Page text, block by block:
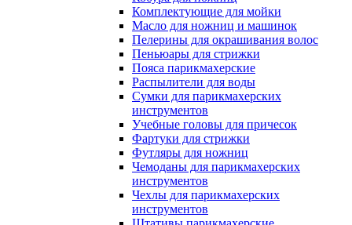
Комплектующие для мойки
Масло для ножниц и машинок
Пелерины для окрашивания волос
Пеньюары для стрижки
Пояса парикмахерские
Распылители для воды
Сумки для парикмахерских
инструментов
Учебные головы для причесок
Фартуки для стрижки
Футляры для ножниц
Чемоданы для парикмахерских
инструментов
Чехлы для парикмахерских
инструментов